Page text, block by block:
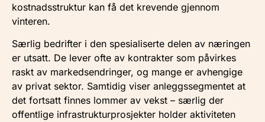
kostnadsstruktur kan få det krevende gjennom
vinteren.
Særlig bedrifter i den spesialiserte delen av næringen
er utsatt. De lever ofte av kontrakter som påvirkes
raskt av markedsendringer, og mange er avhengige
av privat sektor. Samtidig viser anleggssegmentet at
det fortsatt finnes lommer av vekst – særlig der
offentlige infrastrukturprosjekter holder aktiviteten